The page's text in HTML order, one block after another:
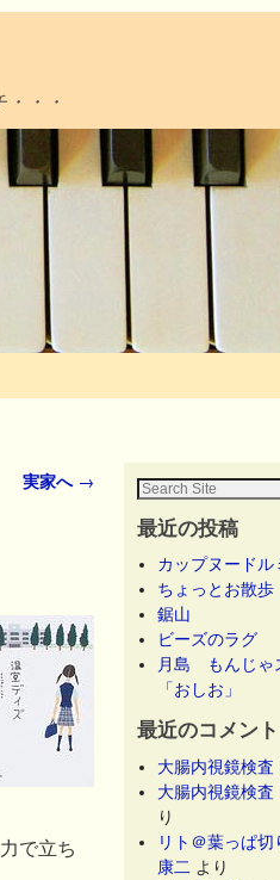
・・
実家へ →
で立ち
最近の投稿
カップヌードル
ちょっとお散歩
鋸山
ビーズのラグ
月島 もんじゃ
「おしお」
最近のコメント
大腸内視鏡検査
大腸内視鏡検査
り
リト＠葉っぱ切
康二 より